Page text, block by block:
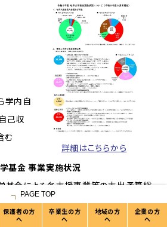
詳細はこちらから
学内自
己収
む
基金 事業実施状況
基金による各支援事業等の支出予算総
支援事業等においては、2,426万円を
PAGE TOP
保護者の方
へ
卒業生の方
へ
地域の方
へ
企業の方
へ